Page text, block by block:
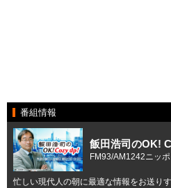
番組情報
飯田浩司のOK!
FM93/AM1242ニッ
忙しい現代人の朝に最適な情報をお送り